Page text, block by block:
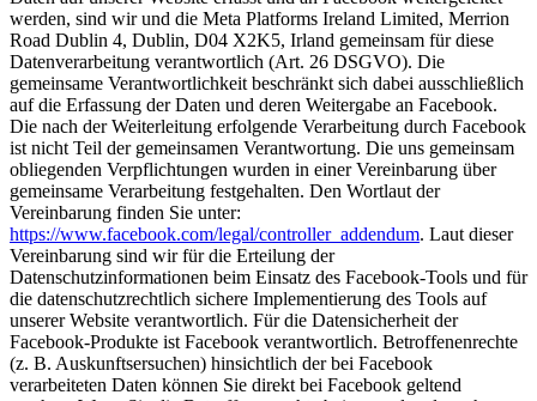
werden, sind wir und die Meta Platforms Ireland Limited, Merrion
Road Dublin 4, Dublin, D04 X2K5, Irland gemeinsam für diese
Datenverarbeitung verantwortlich (Art. 26 DSGVO). Die
gemeinsame Verantwortlichkeit beschränkt sich dabei ausschließlich
auf die Erfassung der Daten und deren Weitergabe an Facebook.
Die nach der Weiterleitung erfolgende Verarbeitung durch Facebook
ist nicht Teil der gemeinsamen Verantwortung. Die uns gemeinsam
obliegenden Verpflichtungen wurden in einer Vereinbarung über
gemeinsame Verarbeitung festgehalten. Den Wortlaut der
Vereinbarung finden Sie unter:
https://www.facebook.com/legal/controller_addendum. Laut dieser
Vereinbarung sind wir für die Erteilung der
Datenschutzinformationen beim Einsatz des Facebook-Tools und für
die datenschutzrechtlich sichere Implementierung des Tools auf
unserer Website verantwortlich. Für die Datensicherheit der
Facebook-Produkte ist Facebook verantwortlich. Betroffenenrechte
(z. B. Auskunftsersuchen) hinsichtlich der bei Facebook
verarbeiteten Daten können Sie direkt bei Facebook geltend